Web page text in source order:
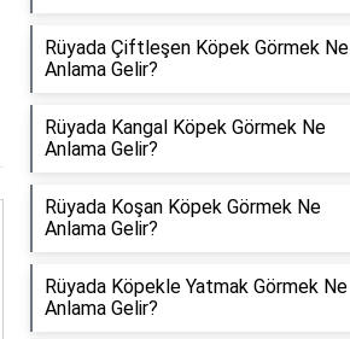
Rüyada Çiftleşen Köpek Görmek Ne
Anlama Gelir?
Rüyada Kangal Köpek Görmek Ne
Anlama Gelir?
Rüyada Koşan Köpek Görmek Ne
Anlama Gelir?
Rüyada Köpekle Yatmak Görmek Ne
Anlama Gelir?